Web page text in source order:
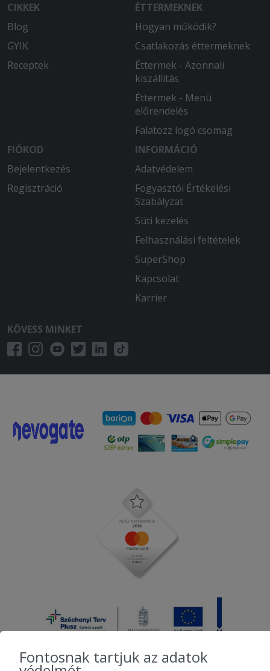
CIKKEK
Blog
GYIK
Receptek
ÉTTERMEKNEK
Hogyan működik?
Csatlakozás éttermeknek
Éttermek - Azonnali
kiszállítás
Éttermek - Menü
előrendelés
Falatozz logó csomag
FIÓKOD
Bejelentkezés
Regisztráció
INFORMÁCIÓ
Adatvédelem
Fogyasztói Értékelési
Szabályzat
Süti kezelés
Felhasználási feltételek
SuperShop
Kapcsolat
Karrier
KÖVESS MINKET
Fontosnak tartjuk az adatok